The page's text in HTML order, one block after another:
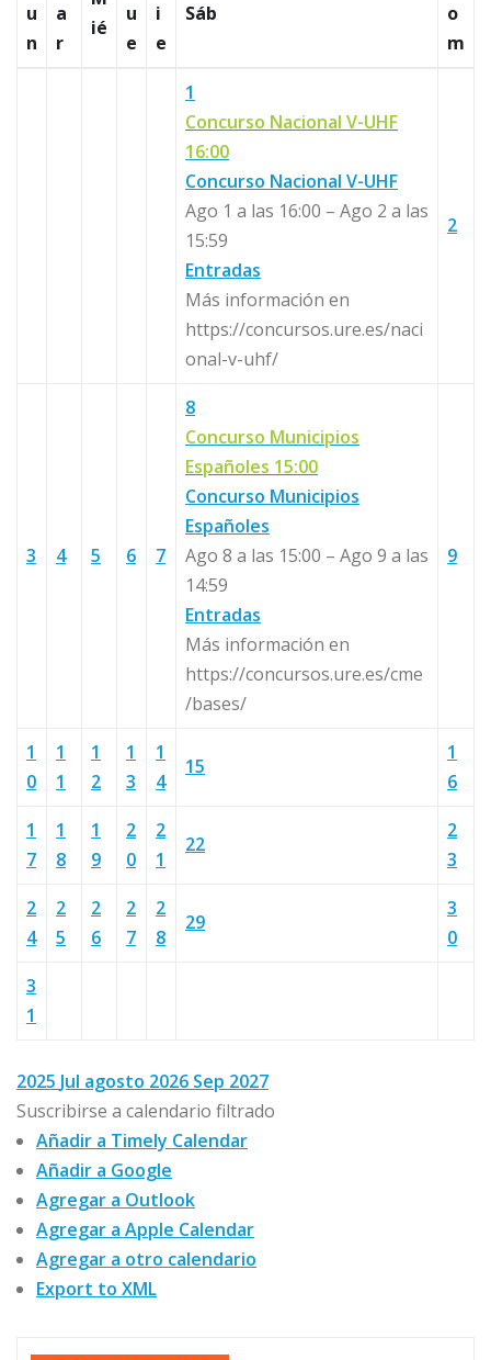
u
n
a
r
ié
u
e
i
e
Sáb
o
m
1
Concurso Nacional V-UHF
16:00
Concurso Nacional V-UHF
Ago 1 a las 16:00 – Ago 2 a las
15:59
Entradas
Más información en
https://concursos.ure.es/naci
onal-v-uhf/
2
3 4 5 6 7
8
Concurso Municipios
Españoles 15:00
Concurso Municipios
Españoles
Ago 8 a las 15:00 – Ago 9 a las
14:59
Entradas
Más información en
https://concursos.ure.es/cme
/bases/
9
1
0
1
1
1
2
1
3
1
4
15
1
6
1
7
1
8
1
9
2
0
2
1
22
2
3
2
4
2
5
2
6
2
7
2
8
29
3
0
3
1
2025 Jul agosto 2026 Sep 2027
Suscribirse a calendario filtrado
Añadir a Timely Calendar
Añadir a Google
Agregar a Outlook
Agregar a Apple Calendar
Agregar a otro calendario
Export to XML